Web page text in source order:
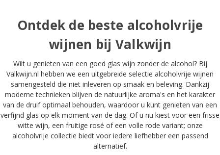
Ontdek de beste alcoholvrije
wijnen bij Valkwijn
Wilt u genieten van een goed glas wijn zonder de alcohol? Bij
Valkwijn.nl hebben we een uitgebreide selectie alcoholvrije wijnen
samengesteld die niet inleveren op smaak en beleving. Dankzij
moderne technieken blijven de natuurlijke aroma's en het karakter
van de druif optimaal behouden, waardoor u kunt genieten van een
verfijnd glas op elk moment van de dag. Of u nu kiest voor een frisse
witte wijn, een fruitige rosé of een volle rode variant; onze
alcoholvrije collectie biedt voor iedere liefhebber een passend
alternatief.